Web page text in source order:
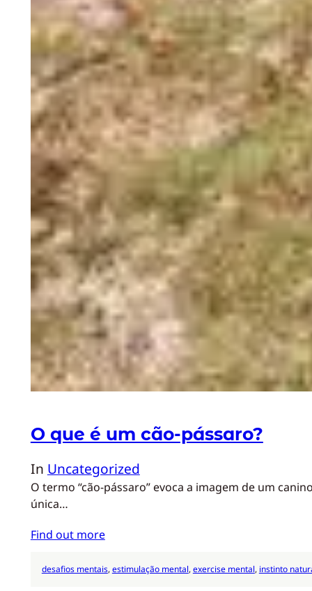
O que é um cão-pássaro?
In Uncategorized
O termo “cão-pássaro” evoca a imagem de um
única…
Find out more
desafios mentais, estimulação mental, exercise mental, instinto